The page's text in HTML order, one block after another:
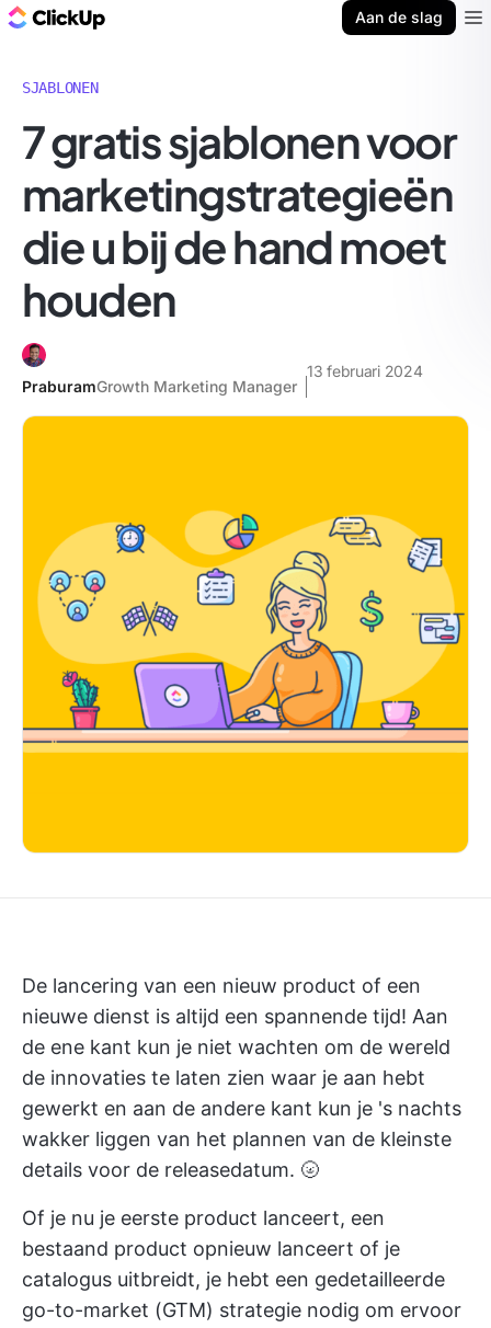
Aan de slag
SJABLONEN
7 gratis sjablonen voor
marketingstrategieën
die u bij de hand moet
houden
PraburamGrowth Marketing Manager
13 februari 2024
De lancering van een nieuw product of een
nieuwe dienst is altijd een spannende tijd! Aan
de ene kant kun je niet wachten om de wereld
de innovaties te laten zien waar je aan hebt
gewerkt en aan de andere kant kun je 's nachts
wakker liggen van het plannen van de kleinste
details voor de releasedatum. 🌝
Of je nu je eerste product lanceert, een
bestaand product opnieuw lanceert of je
catalogus uitbreidt, je hebt een gedetailleerde
go-to-market (GTM) strategie nodig om ervoor